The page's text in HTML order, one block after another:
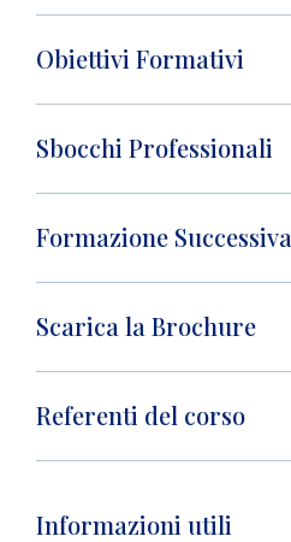
Obiettivi Formativi
Sbocchi Professionali
Formazione Successiva
Scarica la Brochure
Referenti del corso
Informazioni utili